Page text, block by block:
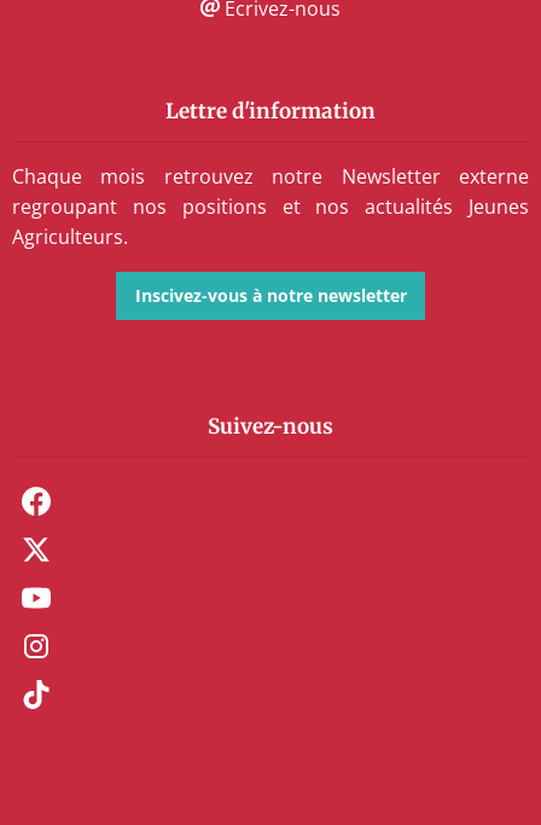
Écrivez-nous
Lettre d'information
Chaque mois retrouvez notre Newsletter externe
regroupant nos positions et nos actualités Jeunes
Agriculteurs.
Inscivez-vous à notre newsletter
Suivez-nous